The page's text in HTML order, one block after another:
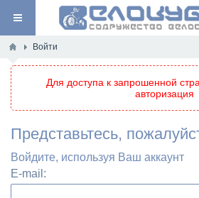
Войти
Для доступа к запрошенной
авторизация
Представьтесь,
Войдите, используя Ваш аккаунт
E-mail: